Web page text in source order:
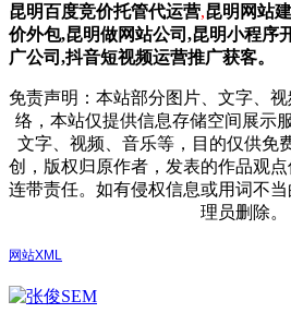
昆明百度竞价托管代运营,昆明网站
价外包,昆明做网站公司,昆明小程序
广公司,抖音短视频运营推广获客。
免责声明：本站部分图片、文字、
络，本站仅提供信息存储空间展示
文字、视频、音乐等，目的仅供免
创，版权归原作者，发表的作品观
连带责任。如有侵权信息或用词不
理员删除。
网站XML